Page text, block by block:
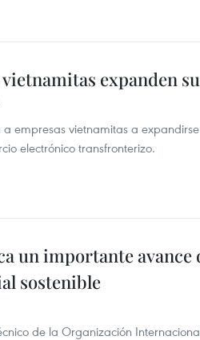
expanden
empresas vietnamitas a
electrónico transfronterizo.
un importante
sostenible
de la Organización